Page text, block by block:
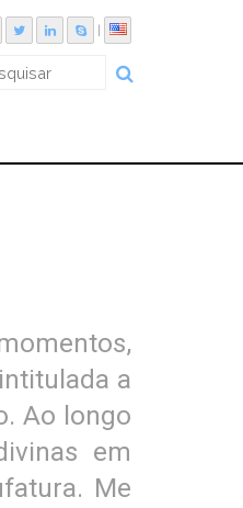
a
Ao longo
em
Me